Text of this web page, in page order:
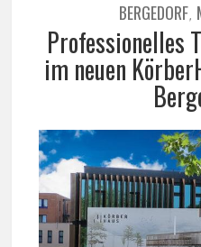
BERGEDORF,
Professionelles
im neuen